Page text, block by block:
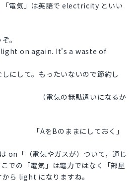
「電気」は英語で electricity といい
。
light on again. It's a waste of
にして。もったいないので節約し
駄遣いになるか
AをBのままにしておく」
on「（電気やガスが）ついて，通じ
での「電気」は電力ではなく「部屋
ら light になりますね。